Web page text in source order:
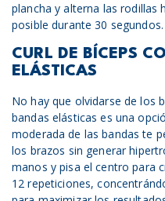
plancha y alterna las rodillas
posible durante 30
CURL DE BÍCEPS
ELÁSTICAS
No hay que olvidarse de los
bandas elásticas es una
moderada de las bandas te
los brazos sin generar
manos y pisa el centro para
12 repeticiones,